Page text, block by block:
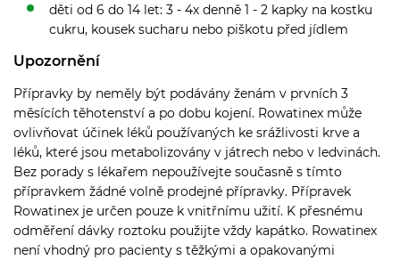
děti od 6 do 14 let: 3 - 4x denně 1 - 2 kapky na kostku
cukru, kousek sucharu nebo piškotu před jídlem
Upozornění
Přípravky by neměly být podávány ženám v prvních 3
měsících těhotenství a po dobu kojení. Rowatinex může
ovlivňovat účinek léků používaných ke srážlivosti krve a
léků, které jsou metabolizovány v játrech nebo v ledvinách.
Bez porady s lékařem nepoužívejte současně s tímto
přípravkem žádné volně prodejné přípravky. Přípravek
Rowatinex je určen pouze k vnitřnímu užití. K přesnému
odměření dávky roztoku použijte vždy kapátko. Rowatinex
není vhodný pro pacienty s těžkými a opakovanými